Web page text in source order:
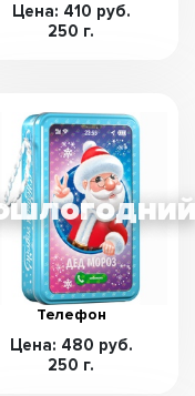
Цена: 410 руб.
250 г.
Телефон
Цена: 480 руб.
250 г.